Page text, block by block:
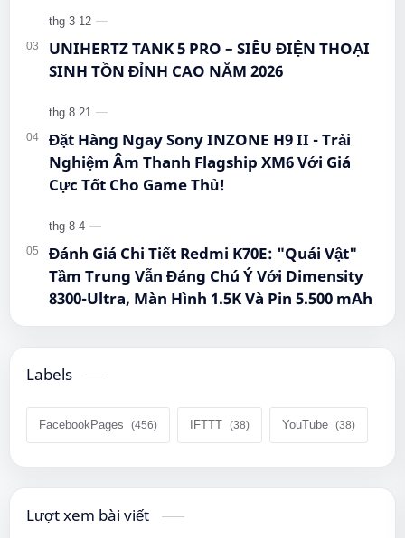
UNIHERTZ TANK 5 PRO – SIÊU ĐIỆN THOẠI
SINH TỒN ĐỈNH CAO NĂM 2026
Đặt Hàng Ngay Sony INZONE H9 II - Trải
Nghiệm Âm Thanh Flagship XM6 Với Giá
Cực Tốt Cho Game Thủ!
Đánh Giá Chi Tiết Redmi K70E: "Quái Vật"
Tầm Trung Vẫn Đáng Chú Ý Với Dimensity
8300-Ultra, Màn Hình 1.5K Và Pin 5.500 mAh
Labels
FacebookPages IFTTT YouTube
Lượt xem bài viết